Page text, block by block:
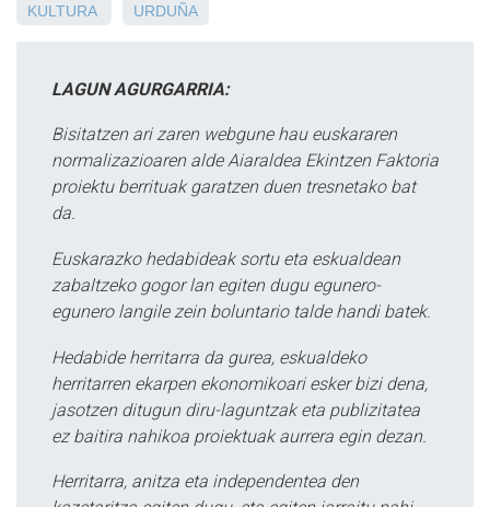
KULTURA URDUÑA
LAGUN AGURGARRIA:
Bisitatzen ari zaren webgune hau euskararen
normalizazioaren alde Aiaraldea Ekintzen Faktoria
proiektu berrituak garatzen duen tresnetako bat
da.
Euskarazko hedabideak sortu eta eskualdean
zabaltzeko gogor lan egiten dugu egunero-
egunero langile zein boluntario talde handi batek.
Hedabide herritarra da gurea, eskualdeko
herritarren ekarpen ekonomikoari esker bizi dena,
jasotzen ditugun diru-laguntzak eta publizitatea
ez baitira nahikoa proiektuak aurrera egin dezan.
Herritarra, anitza eta independentea den